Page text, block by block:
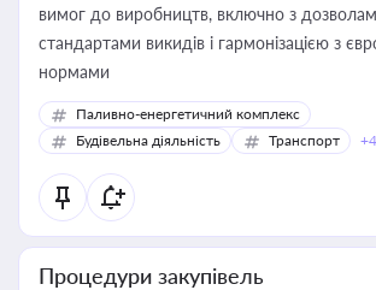
вимог до виробництв, включно з
стандартами викидів і гармонізацією з
нормами
Паливно-енергетичний комплекс
Будівельна діяльність
Транспорт +4
Процедури закупівель